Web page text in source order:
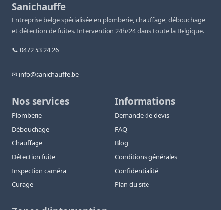
Sanichauffe
Entreprise belge spécialisée en plomberie, chauffage, débouchage
et détection de fuites. Intervention 24h/24 dans toute la Belgique.
📞 0472 53 24 26
✉ info@sanichauffe.be
Nos services
Plomberie
Débouchage
Chauffage
Détection fuite
Inspection caméra
Curage
Informations
Demande de devis
FAQ
Blog
Conditions générales
Confidentialité
Plan du site